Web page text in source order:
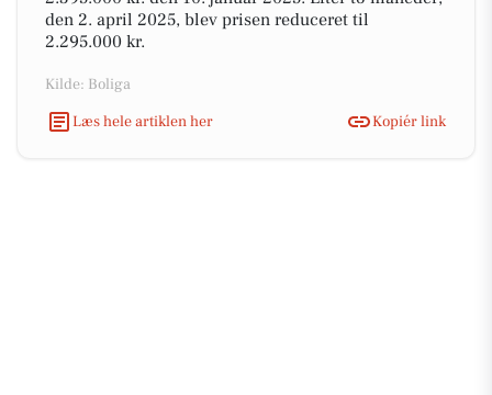
den 2. april 2025, blev prisen reduceret til
2.295.000 kr.
Kilde: Boliga
Læs hele artiklen her
Kopiér link